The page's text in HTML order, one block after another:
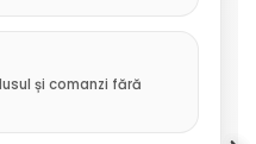
și comanzi fără